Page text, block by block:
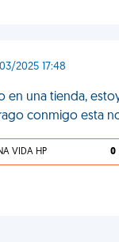
2025 17:48
en una tienda,
conmigo esta
VIDA HP 0